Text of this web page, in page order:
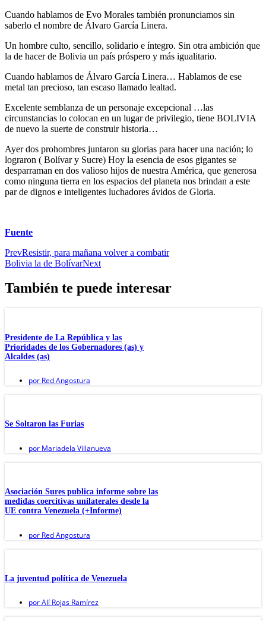
Cuando hablamos de Evo Morales también pronunciamos sin
saberlo el nombre de Álvaro García Linera.
Un hombre culto, sencillo, solidario e íntegro. Sin otra ambición que
la de hacer de Bolivia un país próspero y más igualitario.
Cuando hablamos de Álvaro García Linera… Hablamos de ese
metal tan precioso, tan escaso llamado lealtad.
Excelente semblanza de un personaje excepcional …las
circunstancias lo colocan en un lugar de privilegio, tiene BOLIVIA
de nuevo la suerte de construir historia…
Ayer dos prohombres juntaron su glorias para hacer una nación; lo
lograron ( Bolívar y Sucre) Hoy la esencia de esos gigantes se
desparraman en dos valioso hijos de nuestra América, que generosa
como ninguna tierra en los espacios del planeta nos brindan a este
par de dignos e inteligentes luchadores ávidos de Gloria.
Fuente
PrevResistir, para mañana volver a combatir
Bolivia la de BolívarNext
También te puede interesar
Presidente de La República y las
Prioridades de los Gobernadores (as) y
Alcaldes (as)
por Red Angostura
Se Soltaron las Furias
por Mariadela Villanueva
Asociación Sures publica informe sobre las
medidas coercitivas unilaterales desde la
UE contra Venezuela (+Informe)
por Red Angostura
La juventud política de Venezuela
porAlí Rojas Ramírez